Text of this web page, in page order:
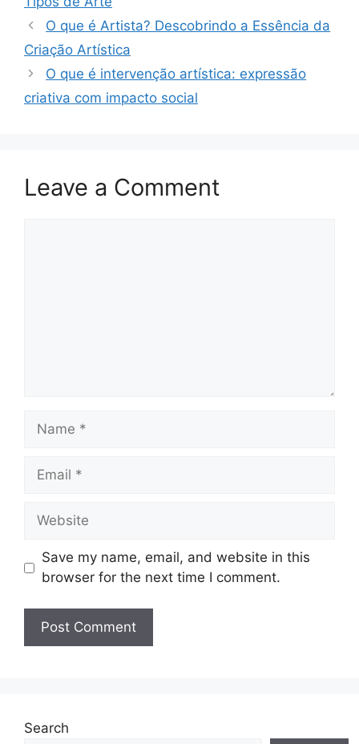
O que é Artista? Descobrindo a Essência da
Criação Artística
O que é intervenção artística: expressão
criativa com impacto social
Leave a Comment
Name
Email
Website
Save my name, email, and website in this
browser for the next time I comment.
Search